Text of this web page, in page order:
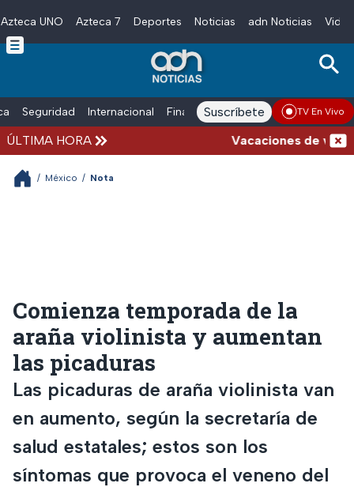
Skip to main content
Azteca UNO Azteca 7 Deportes Noticias adn Noticias
Seguridad Internacional Finanzas adn Noticias Radio
Suscríbete TV En Vivo
ÚLTIMA HORA Vacaciones de
/ México / Nota
Comienza temporada de la
araña violinista y aumentan
las picaduras
Las picaduras de araña violinista van
en aumento, según la secretaría de
salud estatales; estos son los
síntomas que provoca el veneno del